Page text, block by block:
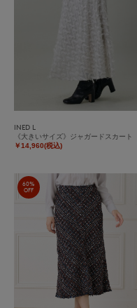
INED L
《大きいサイズ》ジャガードスカート
￥14,960(税込)
60%
OFF